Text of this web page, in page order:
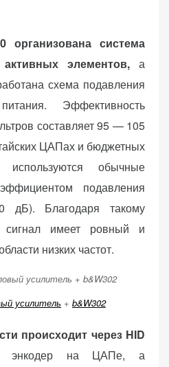
система
элементов, а
схема подавления
Эффективность
составляет 95 — 105
ЦАПах и бюджетных
обычные
подавления
Благодаря такому
имеет ровный и
низких частот.
усилитель + b&W302
происходит через HID
энкодер на ЦАПе, а